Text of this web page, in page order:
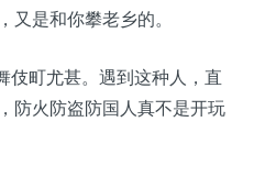
又是和你攀老乡的。
伎町尤甚。遇到这种人，直
防火防盗防国人真不是开玩